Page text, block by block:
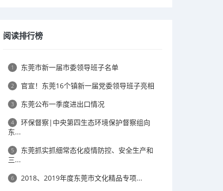
阅读排行榜
1 东莞市新一届市委领导班子名单
2 官宣！东莞16个镇新一届党委领导班子亮相
3 东莞公布一季度进出口情况
4
环保督察|中央第四生态环境保护督察组向
东...
5
东莞抓实抓细常态化疫情防控、安全生产和
三...
6 2018、2019年度东莞市文化精品专项...